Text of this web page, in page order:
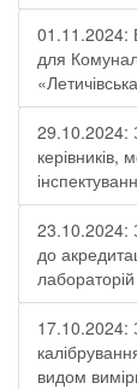
01.11.2024:
для
29.10.2024:
керівників,
23.10.2024:
до
17.10.2024:
видом